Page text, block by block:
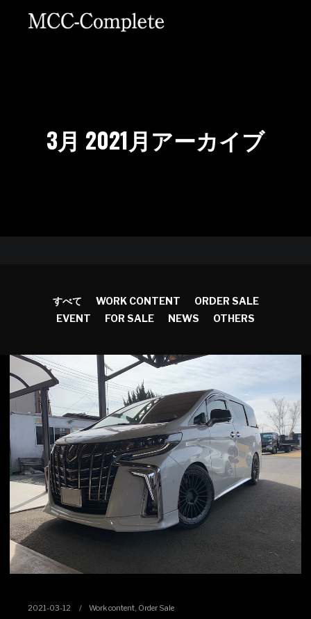
3月 2021月アーカイブ
すべて WORK CONTENT
ORDER SALE
EVENT
FOR SALE NEWS OTHERS
2021-03-12 Work content, Order Sale